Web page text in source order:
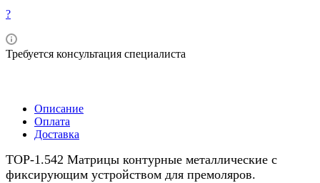
?
Требуется консультация специалиста
Описание
Оплата
Доставка
ТОР-1.542 Матрицы контурные металлические с
фиксирующим устройством для премоляров.